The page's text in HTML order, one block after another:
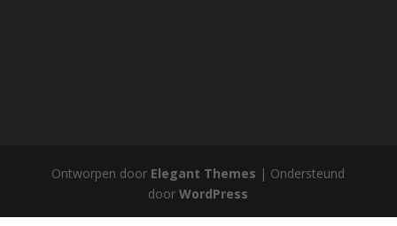
Ontworpen door Elegant Themes | Ondersteund
doorWordPress